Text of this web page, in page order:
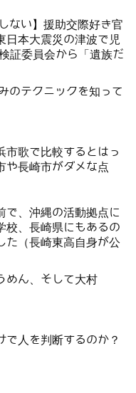
ない】援助交際好き官
日本大震災の津波で児
証委員会から「遺族だ
のテクニックを知って
市歌で比較するとはっ
や長崎市がダメな点
で、沖縄の活動拠点に
校、長崎県にもあるの
（長崎東高自身が公
めん、そして大村
で人を判断するのか？